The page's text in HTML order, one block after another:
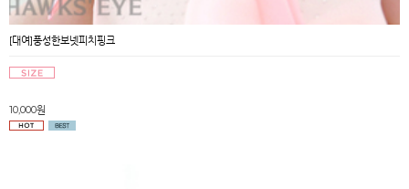
[대여]풍성한보넷피치핑크
10,000원